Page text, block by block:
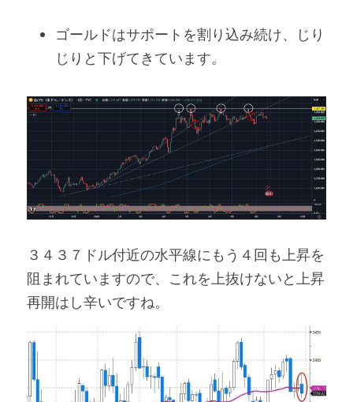
検索
ゴールドはサポートを割り込み続け、じり
じりと下げてきています。
３４３７ドル付近の水平線にもう４回も上昇を
阻まれていますので、これを上抜けないと上昇
再開はし辛いですね。